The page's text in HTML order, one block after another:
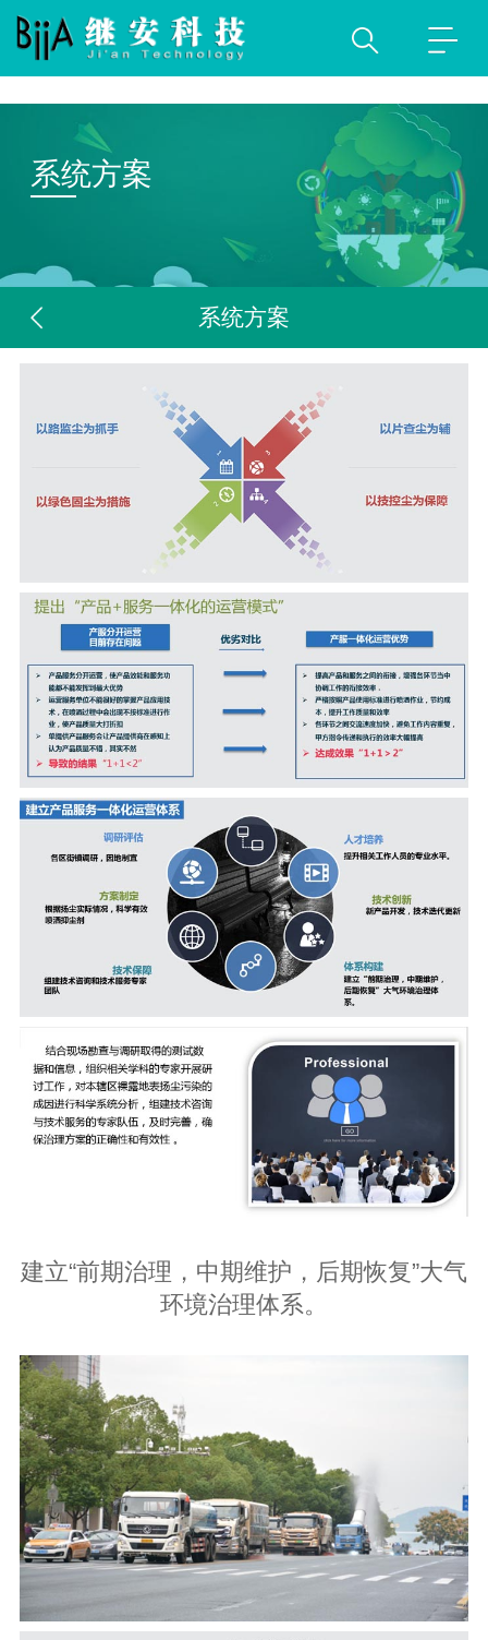
系统方案
系统方案
建立“前期治理，中期维护，后期恢复”大气
环境治理体系。